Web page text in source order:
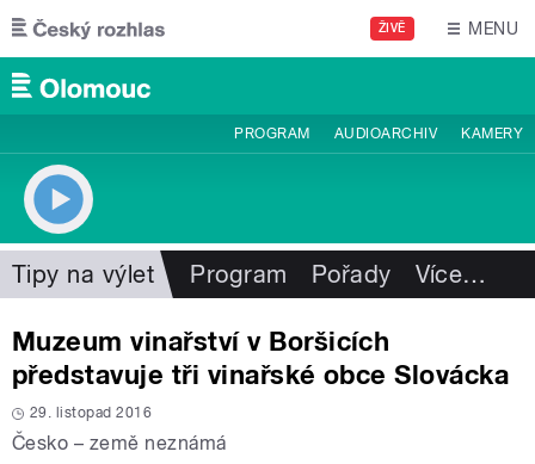
Přejít k hlavnímu obsahu
ŽIVĚ MENU
PROGRAM AUDIOARCHIV KAMERY
Tipy na výlet Program Pořady Více…
Muzeum vinařství v Boršicích
představuje tři vinařské obce Slovácka
29. listopad 2016
Česko – země neznámá